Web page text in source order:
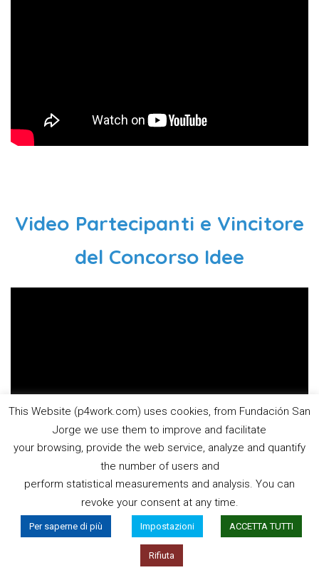
Video Partecipanti e Vincitore
del Concorso Idee
Esperti / Relatori
This Website (p4work.com) uses cookies, from Fundación San
Jorge we use them to improve and facilitate
your browsing, provide the web service, analyze and quantify
the number of users and
perform statistical measurements and analysis. You can
revoke your consent at any time.
Per saperne di più Impostazioni ACCETTA TUTTI
Rifiuta